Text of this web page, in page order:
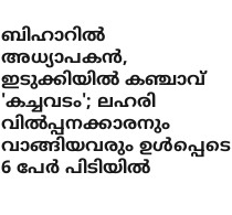
ബിഹാറില്‍
അധ്യാപകന്‍,
ഇടുക്കിയില്‍ കഞ്ചാവ്
'കച്ചവടം'; ലഹരി
വില്‍പ്പനക്കാരനും
വാങ്ങിയവരും ഉള്‍പ്പെടെ
6 പേര്‍ പിടിയില്‍